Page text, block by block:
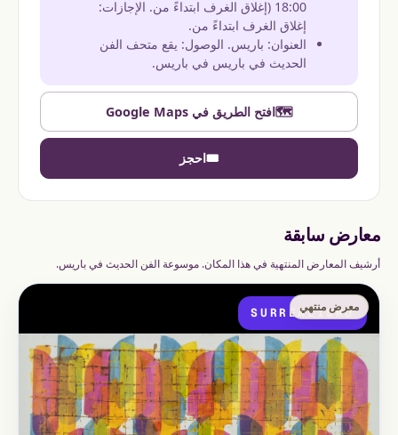
18:00 (إغلاق الغرف ابتداءً من. الإجازات:
إغلاق الغرف ابتداءً من.
العنوان: باريس. الوصول: يقع متحف الفن
الحديث في باريس في باريس.
🗺️افتح الطريق في Google Maps
🎟️احجز
معارض سابقة
أرشيف المعارض المنتهية في هذا المكان. موسوعة الفن الحديث في باريس.
معرض منتهي
SURREALISMO